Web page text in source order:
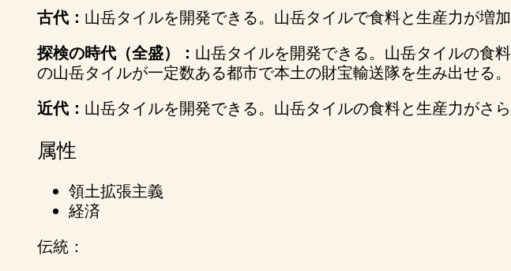
古代： 山岳タイルを開発できる。山岳タイルで食料と生産力が増加
探検の時代（全盛）： 山岳タイルを開発できる。山岳タイルの食
の山岳タイルが一定数ある都市で本土の財宝輸送隊を生み出せる。
近代： 山岳タイルを開発できる。山岳タイルの食料と生産力がさら
属性
領土拡張主義
経済
伝統：